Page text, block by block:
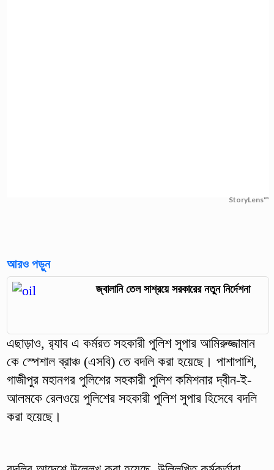
StoryLens™
আরও পড়ুন
জ্বালানি তেল সাশ্রয়ে সরকারের নতুন নির্দেশনা
এছাড়াও, র‍্যাব এ কর্মরত সহকারী পুলিশ সুপার আমিরুজ্জামান
কে স্পেশাল ব্রাঞ্চ (এসবি) তে বদলি করা হয়েছে। পাশাপাশি,
গাজীপুর মহানগর পুলিশের সহকারী পুলিশ কমিশনার দ্বীন-ই-
আলমকে রেলওয়ে পুলিশের সহকারী পুলিশ সুপার হিসেবে বদলি
করা হয়েছে।